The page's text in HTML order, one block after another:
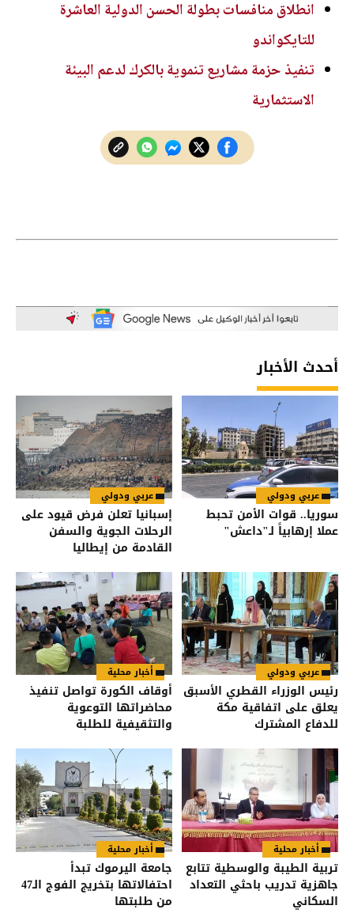
انطلاق منافسات بطولة الحسن الدولية العاشرة
للتايكواندو
تنفيذ حزمة مشاريع تنموية بالكرك لدعم البيئة
الاستثمارية
أحدث الأخبار
عربي ودولي
سوريا.. قوات الأمن تحبط
عملا إرهابياً لـ"داعش"
عربي ودولي
إسبانيا تعلن فرض قيود على
الرحلات الجوية والسفن
القادمة من إيطاليا
عربي ودولي
رئيس الوزراء القطري الأسبق
يعلق على اتفاقية مكة
للدفاع المشترك
أخبار محلية
أوقاف الكورة تواصل تنفيذ
محاضراتها التوعوية
والتثقيفية للطلبة
أخبار محلية
تربية الطيبة والوسطية تتابع
جاهزية تدريب باحثي التعداد
السكاني
أخبار محلية
جامعة اليرموك تبدأ
احتفالاتها بتخريج الفوج الـ47
من طلبتها